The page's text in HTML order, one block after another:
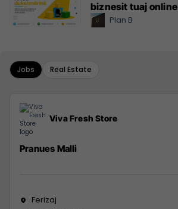
biznesit tuaj online
Plan B
Jobs Real Estate
Viva Fresh Store
Pranues Malli
Ferizaj